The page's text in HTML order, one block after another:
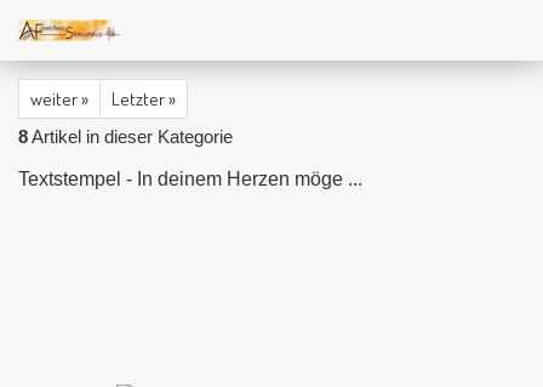
weiter » Letzter »
8Artikel in dieser Kategorie
Textstempel - In deinem Herzen möge ...